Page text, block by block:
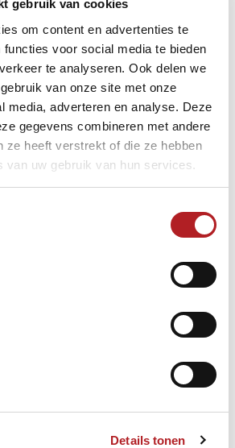
gebruik van cookies
om content en advertenties te
functies voor social media te bieden
te analyseren. Ook delen we
van onze site met onze
media, adverteren en analyse. Deze
gegevens combineren met andere
ze heeft verstrekt of die ze hebben
van uw gebruik van hun services.
Details tonen
& Jeroen Zonnenberg
met in de gelederen de altijd
en zeer degelijke/wedstrijdharde
met liefst 0-7, en was Team Woud
een eerdere 2-4 nederlaag tegen
Woud is: Alle Slikkers (vader, moeder
Gezelligheid ten top. Dit was
Ook de halve finale. Sportief en
“Woud” niet direct een belletje doet
zitten in één straat op minder dan 100